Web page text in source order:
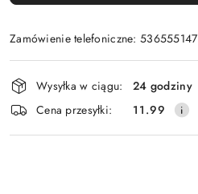
Zamówienie telefoniczne: 536555147
Wyślij
Dostępność
i
dostawa
Wysyłka w ciągu:
24 godziny
Cena przesyłki:
11.99